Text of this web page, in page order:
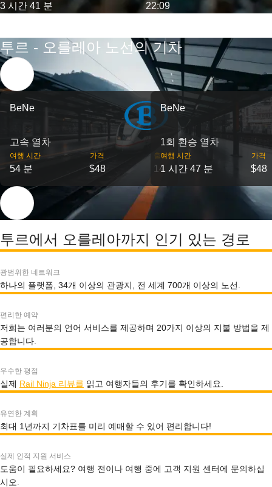
3 시간 41 분 22:09
투르 - 오를레아 노선의 기차
BeNe
고속 열차
여행 시간
54 분
가격
$48
출발
14
BeNe
1회 환승 열차
여행 시간
1 시간 47 분
가격
$48
투르에서 오를레아까지 인기 있는 경로
광범위한 네트워크
하나의 플랫폼, 34개 이상의 관광지, 전 세계 700개 이상의 노선.
편리한 예약
저희는 여러분의 언어 서비스를 제공하며 20가지 이상의 지불 방법을 제
공합니다.
우수한 평점
실제 Rail Ninja 리뷰를 읽고 여행자들의 후기를 확인하세요.
유연한 계획
최대 1년까지 기차표를 미리 예매할 수 있어 편리합니다!
실제 인적 지원 서비스
도움이 필요하세요? 여행 전이나 여행 중에 고객 지원 센터에 문의하십
시오.